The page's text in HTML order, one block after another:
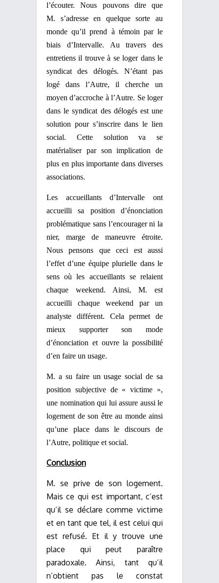
l’écouter. Nous pouvons dire que
M. s’adresse en quelque sorte au
monde qu’il prend à témoin par le
biais d’Intervalle. Au travers des
entretiens il trouve à se loger dans le
syndicat des délogés. N’étant pas
logé dans l’Autre, il cherche un
moyen d’accroche à l’Autre. Se loger
dans le syndicat des délogés est une
solution pour s’inscrire dans le lien
social. Cette solution va se
matérialiser par son implication de
plus en plus importante dans diverses
associations.
Les accueillants d’Intervalle ont
accueilli sa position d’énonciation
problématique sans l’encourager ni la
nier, marge de maneuvre étroite.
Nous pensons que ceci est aussi
l’effet d’une équipe plurielle dans le
sens où les accueillants se relaient
chaque weekend. Ainsi, M. est
accueilli chaque weekend par un
analyste différent. Cela permet de
mieux supporter son mode
d’énonciation et ouvre la possibilité
d’en faire un usage.
M. a su faire un usage social de sa
position subjective de « victime »,
une nomination qui lui assure aussi le
logement de son être au monde ainsi
qu’une place dans le discours de
l’Autre, politique et social.
Conclusion
M. se prive de son logement.
Mais ce qui est important, c’est
qu’il se déclare comme victime
et en tant que tel, il est celui qui
est refusé. Et il y trouve une
place qui peut paraître
paradoxale. Ainsi, tant qu’il
n’obtient pas le constat